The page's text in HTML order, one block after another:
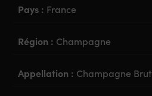
Pays : France
Région : Champagne
Appellation : Champagne Brut